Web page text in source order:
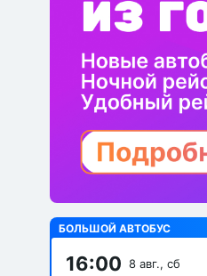
БОЛЬШОЙ АВТОБУС
16:00 8 авг., сб